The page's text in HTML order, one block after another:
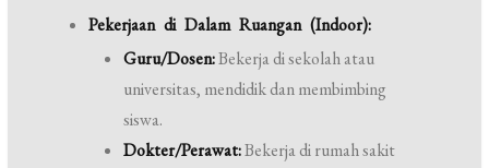
Pekerjaan di Dalam Ruangan (Indoor):
Guru/Dosen:Bekerja di sekolah atau
universitas, mendidik dan membimbing
siswa.
Dokter/Perawat:Bekerja di rumah sakit